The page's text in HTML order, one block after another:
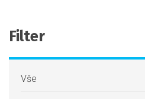
Filter
Vše